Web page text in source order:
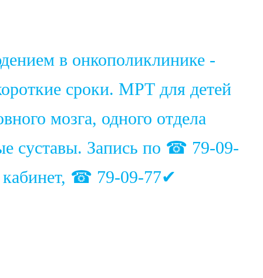
в онкополиклинике -
сроки. МРТ для детей
мозга, одного отдела
суставы. Запись по ☎ 79-09-
кабинет, ☎ 79-09-77✔